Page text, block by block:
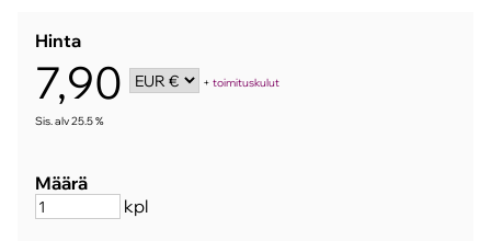
Hinta
7,90 +toimituskulut
Sis. alv 25.5 %
Määrä
kpl